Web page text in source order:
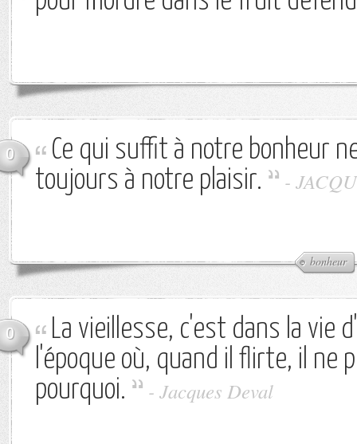
0
Ce qui suffit à notre bonheur
toujours à notre plaisir.
-
bonheur
0
La vieillesse, c'est dans la vie
l'époque où, quand il flirte, il ne
pourquoi.
- Jacques Deval